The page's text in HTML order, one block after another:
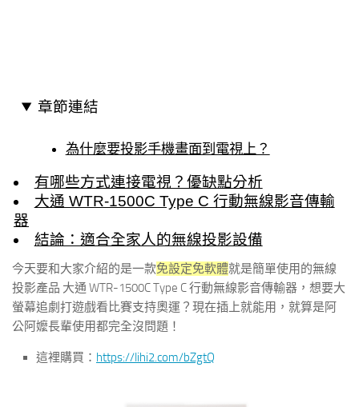
章節連結
為什麼要投影手機畫面到電視上？
有哪些方式連接電視？優缺點分析
大通 WTR-1500C Type C 行動無線影音傳輸
器
結論：適合全家人的無線投影設備
今天要和大家介紹的是一款免設定免軟體就是簡單使用的無線
投影產品 大通 WTR-1500C Type C 行動無線影音傳輸器，想要大
螢幕追劇打遊戲看比賽支持奧運？現在插上就能用，就算是阿
公阿嬤長輩使用都完全沒問題！
這裡購買： https://lihi2.com/bZgtQ